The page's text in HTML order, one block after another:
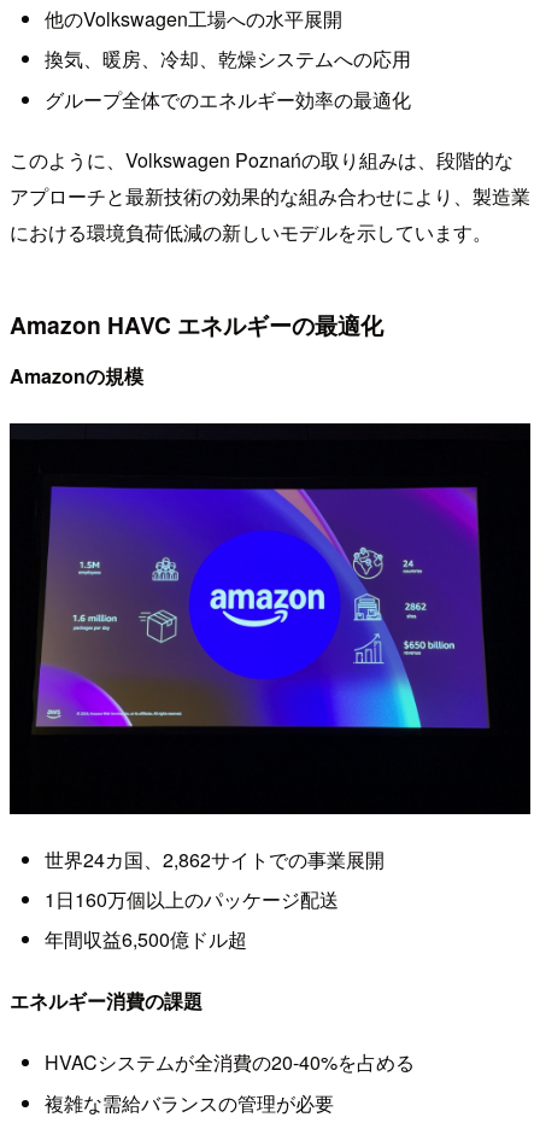
他のVolkswagen工場への水平展開
換気、暖房、冷却、乾燥システムへの応用
グループ全体でのエネルギー効率の最適化
このように、Volkswagen Poznańの取り組みは、段階的な
アプローチと最新技術の効果的な組み合わせにより、製造業
における環境負荷低減の新しいモデルを示しています。
Amazon HAVC エネルギーの最適化
Amazonの規模
世界24カ国、2,862サイトでの事業展開
1日160万個以上のパッケージ配送
年間収益6,500億ドル超
エネルギー消費の課題
HVACシステムが全消費の20-40%を占める
複雑な需給バランスの管理が必要